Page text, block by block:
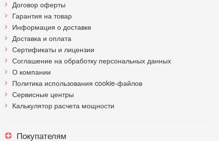
Договор оферты
Гарантия на товар
Информация о доставке
Доставка и оплата
Сертификаты и лицензии
Соглашение на обработку персональных данных
О компании
Политика использования cookie-файлов
Сервисные центры
Калькулятор расчета мощности
Покупателям